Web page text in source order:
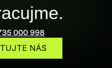
NÁS
000 998